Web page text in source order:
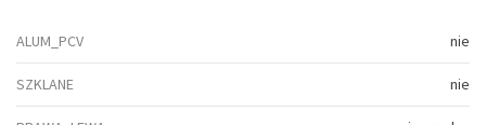
ALUM_PCV nie
SZKLANE nie